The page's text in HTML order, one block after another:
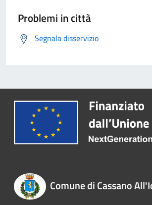
Problemi in città
Segnala disservizio
Comune di Cassano